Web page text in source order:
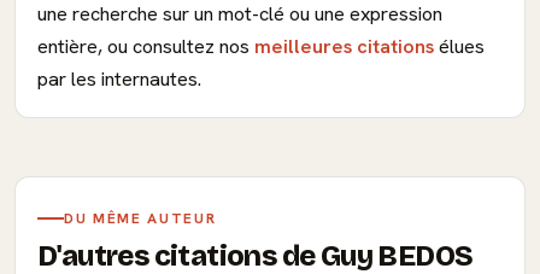
une recherche sur un mot-clé ou une expression
entière, ou consultez nos meilleures citationsélues
par les internautes.
DU MÊME AUTEUR
D'autres citations de Guy BEDOS